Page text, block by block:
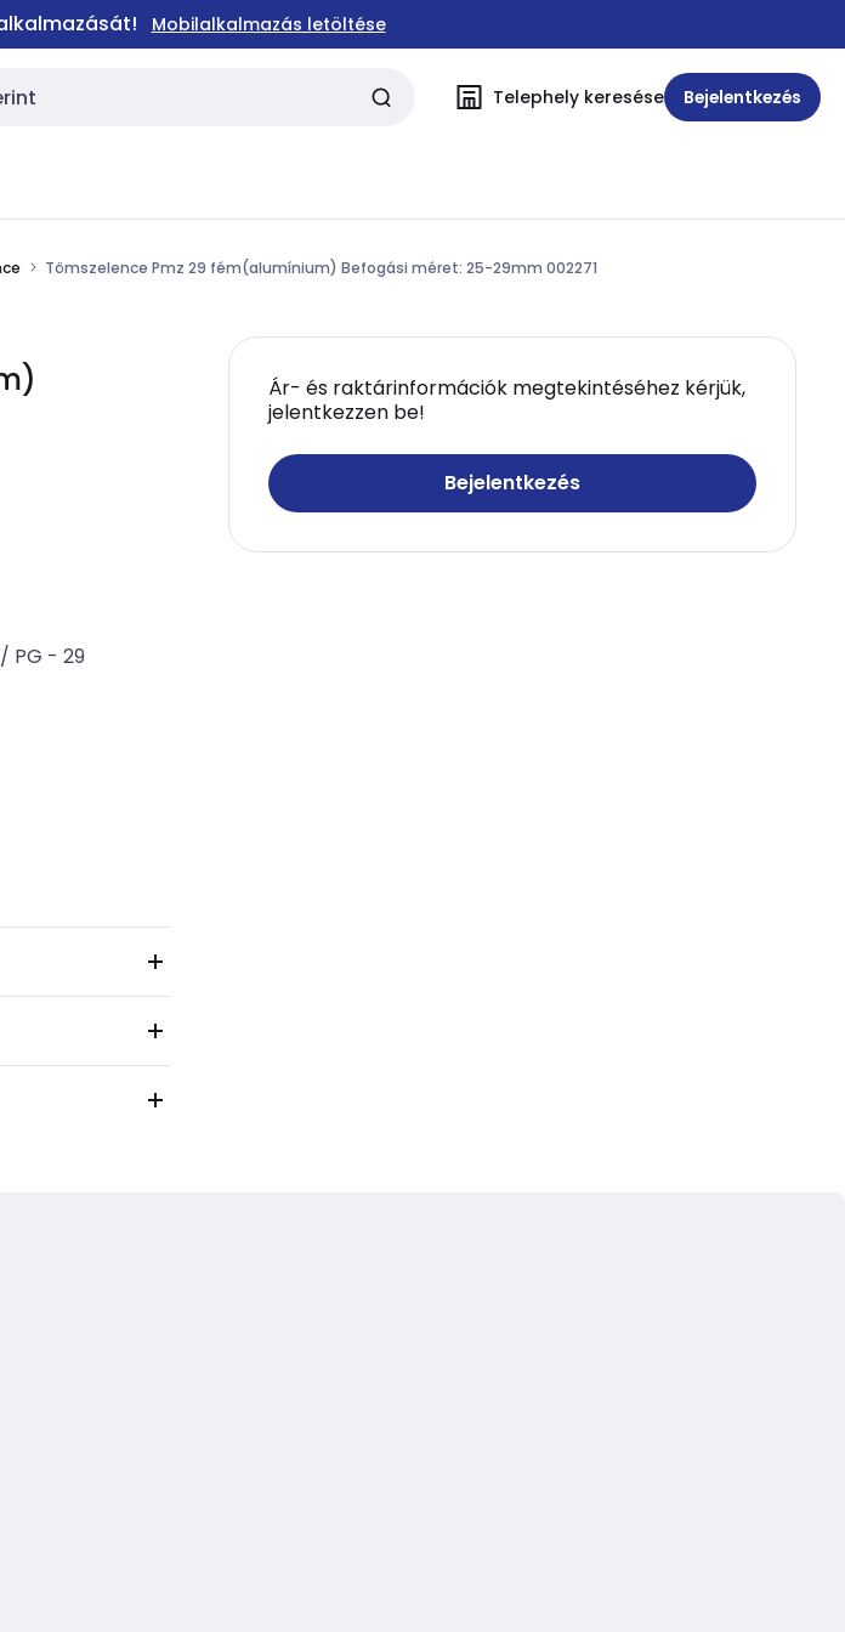
Mobilalkalmazás letöltése
Telephely keresése Bejelentkezés
Tömszelence Pmz 29 fém(alumínium) Befogási méret: 25-29mm 002271
Ár- és raktárinformációk megtekintéséhez kérjük,
jelentkezzen be!
Bejelentkezés
PG - 29